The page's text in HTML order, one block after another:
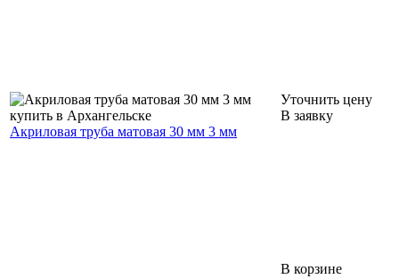
Акриловая труба матовая 30 мм 3 мм
Уточнить цену
В заявку
В корзине